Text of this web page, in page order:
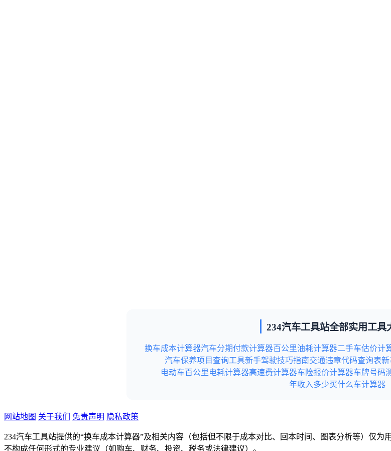
234汽车工具站全部实用工具
换车成本计算器汽车分期付款计算器百公里油耗计算器二手车估价计
汽车保养项目查询工具新手驾驶技巧指南交通违章代码查询表新
电动车百公里电耗计算器高速费计算器车险报价计算器车牌号码
年收入多少买什么车计算器
网站地图 关于我们 免责声明 隐私政策
234汽车工具站提供的“换车成本计算器”及相关内容（包括但不限于成本对比、回本时间、图表分析等）仅为
不构成任何形式的专业建议（如购车、财务、投资、税务或法律建议）。